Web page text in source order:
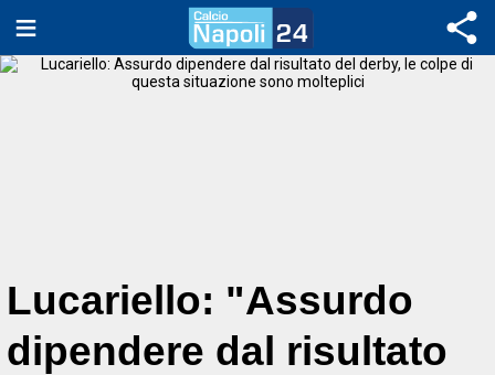
Lucariello: "Assurdo
dipendere dal risultato